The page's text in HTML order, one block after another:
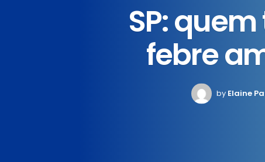
SP:
febre
by Elaine